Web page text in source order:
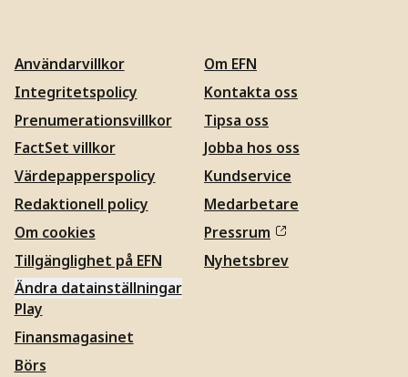
Användarvillkor
Integritetspolicy
Prenumerationsvillkor
FactSet villkor
Värdepapperspolicy
Redaktionell policy
Om cookies
Tillgänglighet på EFN
Ändra datainställningar
Om EFN
Kontakta oss
Tipsa oss
Jobba hos oss
Kundservice
Medarbetare
Pressrum
Nyhetsbrev
Play
Finansmagasinet
Börs